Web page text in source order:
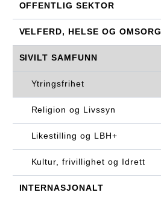
OFFENTLIG SEKTOR
VELFERD, HELSE OG OMSORG
SIVILT SAMFUNN
Ytringsfrihet
Religion og Livssyn
Likestilling og LBH+
Kultur, frivillighet og Idrett
INTERNASJONALT